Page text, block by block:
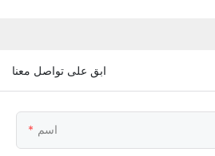
ابق على تواصل معنا
اسم